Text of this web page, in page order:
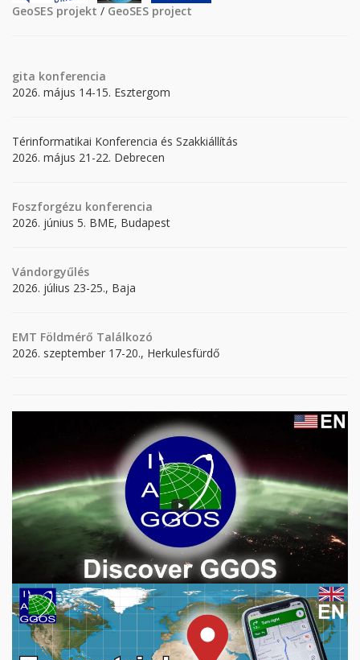
GeoSES projekt / GeoSES project
gita konferencia
2026. május 14-15. Esztergom
Térinformatikai Konferencia és Szakkiállítás
2026. május 21-22. Debrecen
Foszforgézu konferencia
2026. június 5. BME, Budapest
Vándorgyűlés
2026. július 23-25., Baja
EMT Földmérő Találkozó
2026. szeptember 17-20., Herkulesfürdő